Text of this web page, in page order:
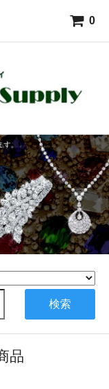
0
検索
品